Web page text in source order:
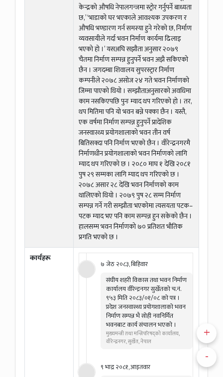
+
-
केन्द्रको औषधि नेपालगन्जमा स्ट्रोर गर्नुपर्ने बाध्यता
छ,’ ‘भाडाको घर भएकाले आवश्यक उपकरण र
औषधि भण्डारण गर्न समस्या हुने गरेको छ, निर्माण
व्यवसायीले गर्दा भवन निर्माण कार्यमा ढिलाइ
भएको हो ।’ यसअघि सझौता अनुसार २०७९
चैतमा निर्माण सम्पन्न हुनुपर्ने भवन अझै सकिएको
छैन । जगदम्बा शिवालय सुपरस्ट्रार निर्माण
कम्पनीले २०७८ असोज २४ गते भवन निर्माणको
जिम्मा पाएको थियो । सम्झौताअनुसारको अवधिमा
काम नसकिएपछि पुनः म्याद थप गरिएको हो । तर,
थप मितिमा पनि यो भवन बन्ने पक्का छैन । यस्तै,
एक वर्षमा निर्माण सम्पन्न हुनुपर्ने प्रादेशिक
जनस्वास्थ्य प्रयोगशालाको भवन तीन वर्ष
बितिसक्दा पनि निर्माण भएको छैन । वीरेन्द्रनगरमै
निर्माणधीन प्रयोगशालाको भवन निर्माणको लागि
म्याद थप गरिएको छ । २०८० माघ १ देखि २०८१
पुष २९ सम्मका लागि म्याद थप गरिएको छ ।
२०७८ असार २८ देखि भवन निर्माणको काम
थालिएको थियो । २०७९ पुष २८ सम्म निर्माण
सम्पन्न गर्ने गरी सम्झौता भएकोमा त्यसयता पटक–
पटक म्याद भए पनि काम सम्पन्न हुन सकेको छैन ।
हालसम्म भवन निर्माणको ७० प्रतिशत भौतिक
प्रगति भएको छ ।
कार्यहरू
७ जेठ २०८३, बिहिवार
संघीय शहरी विकास तथा भवन निर्माण
कार्यालय वीरेन्द्रनगर सुर्खेतको च.नं.
९५३ मिति २०८३/०१/०८ को पत्र ।
प्रदेश जनस्वास्थ्य प्रयोगशालाको भवन
निर्माण सम्पन्न भै सोही नवनिर्मित
भवनबाट कार्य संचालन भएको ।
मुख्यमन्त्री तथा मन्त्रिपरिषद्को कार्यालय,
वीरेन्द्रनगर, सुर्खेत, नेपाल
९ भाद्र २०८१, आइतवार